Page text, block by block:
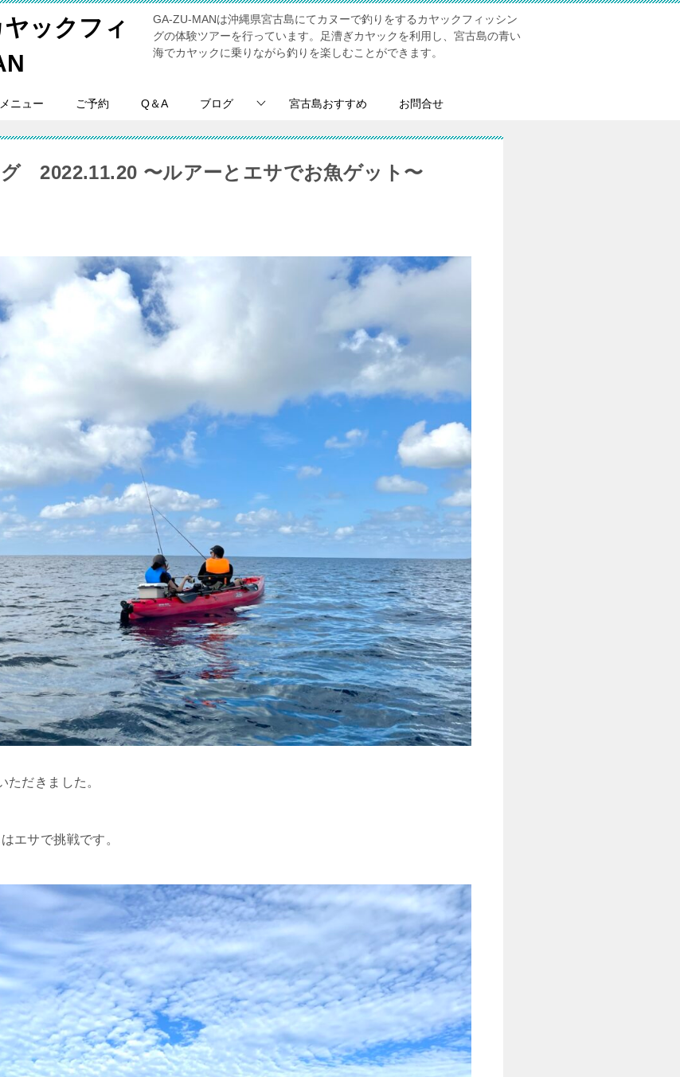
ックフィ
GA-ZU-MANは沖縄県宮古島にてカヌーで釣りをするカヤックフィッシン
グの体験ツアーを行っています。足漕ぎカヤックを利用し、宮古島の青い
海でカヤックに乗りながら釣りを楽しむことができます。
ニュー ご予約 Q＆A ブログ 宮古島おすすめ お問合せ
2022.11.20 〜ルアーとエサでお魚ゲット〜
だきました。
エサで挑戦です。